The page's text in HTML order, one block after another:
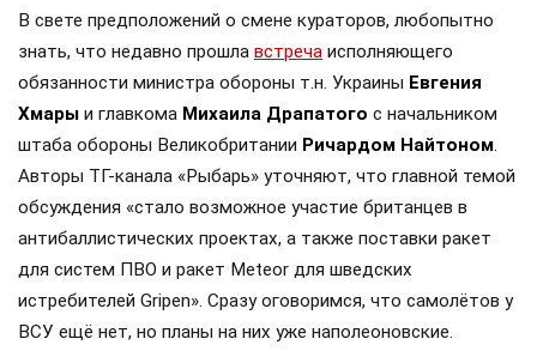
В свете предположений о смене кураторов, любопытно
знать, что недавно прошла встреча исполняющего
обязанности министра обороны т.н. Украины Евгения
Хмары и главкома Михаила Драпатого с начальником
штаба обороны Великобритании Ричардом Найтоном.
Авторы ТГ-канала «Рыбарь» уточняют, что главной темой
обсуждения «стало возможное участие британцев в
антибаллистических проектах, а также поставки ракет
для систем ПВО и ракет Meteor для шведских
истребителей Gripen». Сразу оговоримся, что самолётов у
ВСУ ещё нет, но планы на них уже наполеоновские.